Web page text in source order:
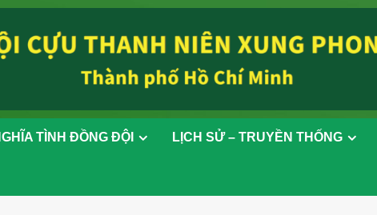
TÌNH ĐỒNG ĐỘI LỊCH SỬ – TRUYỀN THỐNG